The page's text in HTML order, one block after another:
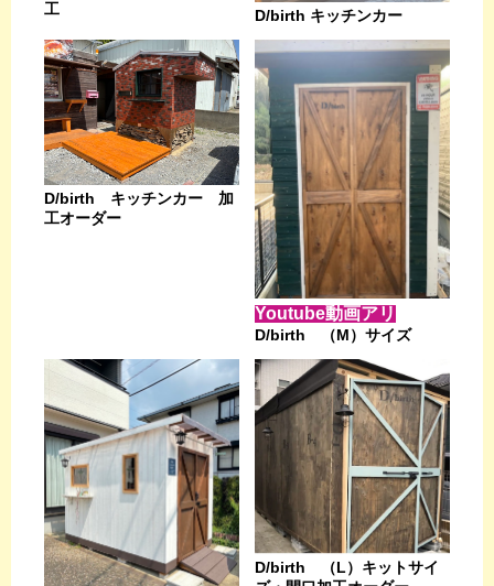
工
D/birth キッチンカー
D/birth キッチンカー 加
工オーダー
Youtube動画アリ
D/birth （M）サイズ
D/birth （L）キットサイ